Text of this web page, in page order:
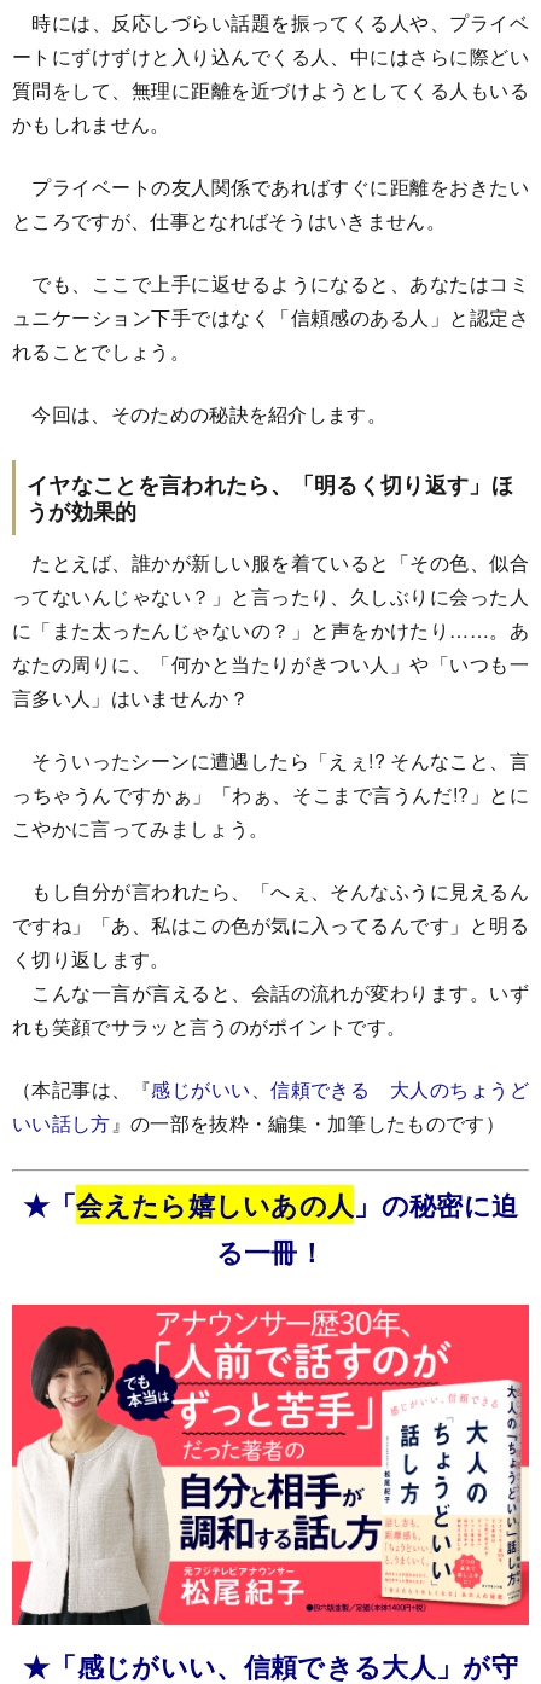
時には、反応しづらい話題を振ってくる人や、プライベ
ートにずけずけと入り込んでくる人、中にはさらに際どい
質問をして、無理に距離を近づけようとしてくる人もいる
かもしれません。
プライベートの友人関係であればすぐに距離をおきたい
ところですが、仕事となればそうはいきません。
でも、ここで上手に返せるようになると、あなたはコミ
ュニケーション下手ではなく「信頼感のある人」と認定さ
れることでしょう。
今回は、そのための秘訣を紹介します。
イヤなことを言われたら、「明るく切り返す」ほ
うが効果的
たとえば、誰かが新しい服を着ていると「その色、似合
ってないんじゃない？」と言ったり、久しぶりに会った人
に「また太ったんじゃないの？」と声をかけたり……。あ
なたの周りに、「何かと当たりがきつい人」や「いつも一
言多い人」はいませんか？
そういったシーンに遭遇したら「えぇ!? そんなこと、言
っちゃうんですかぁ」「わぁ、そこまで言うんだ!?」とに
こやかに言ってみましょう。
もし自分が言われたら、「へぇ、そんなふうに見えるん
ですね」「あ、私はこの色が気に入ってるんです」と明る
く切り返します。
こんな一言が言えると、会話の流れが変わります。いず
れも笑顔でサラッと言うのがポイントです。
（本記事は、『感じがいい、信頼できる 大人のちょうど
いい話し方』の一部を抜粋・編集・加筆したものです）
★「会えたら嬉しいあの人 」の秘密に迫
る一冊！
★「感じがいい、信頼できる大人」が守